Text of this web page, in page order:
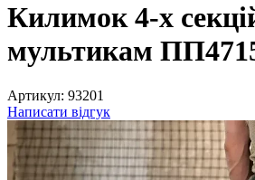
Килимок 4-х
мультикам
Артикул: 93201
Написати відгук